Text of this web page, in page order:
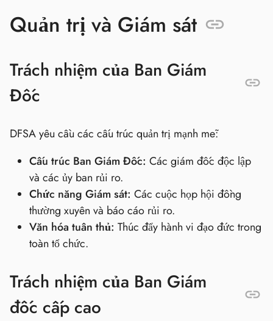
Quản trị và Giám sát
Trách nhiệm của Ban Giám
Đốc
DFSA yêu cầu các cấu trúc quản trị mạnh mẽ:
Cấu trúc Ban Giám Đốc: Các giám đốc độc lập
và các ủy ban rủi ro.
Chức năng Giám sát: Các cuộc họp hội đồng
thường xuyên và báo cáo rủi ro.
Văn hóa tuân thủ: Thúc đẩy hành vi đạo đức trong
toàn tổ chức.
Trách nhiệm của Ban Giám
đốc cấp cao